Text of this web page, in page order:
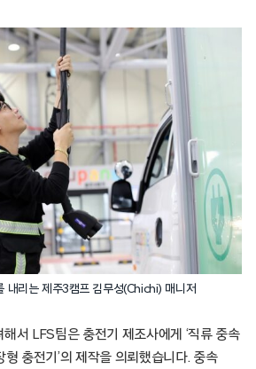
내리는 제주3캠프 김무성(Chichi) 매니저
서 LFS팀은 충전기 제조사에게 ‘직류 중속
충전기’의 제작을 의뢰했습니다. 중속